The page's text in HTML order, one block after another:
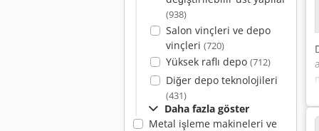
(938)
Salon vinçleri ve depo
vinçleri (720)
Yüksek raflı depo (712)
Diğer depo teknolojileri
(431)
Daha fazla göster
Metal işleme makineleri ve